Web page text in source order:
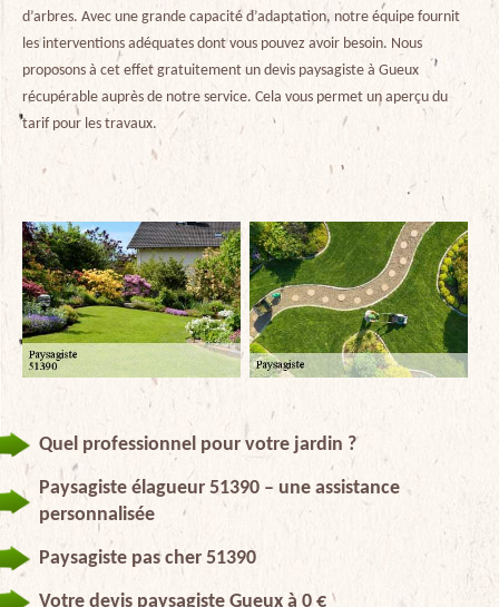
d’arbres. Avec une grande capacité d’adaptation, notre équipe fournit
les interventions adéquates dont vous pouvez avoir besoin. Nous
proposons à cet effet gratuitement un devis paysagiste à Gueux
récupérable auprès de notre service. Cela vous permet un aperçu du
tarif pour les travaux.
Quel professionnel pour votre jardin ?
Paysagiste élagueur 51390 – une assistance
personnalisée
Paysagiste pas cher 51390
Votre devis paysagiste Gueux à 0 €